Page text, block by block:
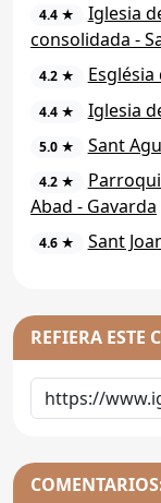
4.4 ★
Iglesia
consolidada -
4.2 ★
4.4 ★ Iglesia
5.0 ★ Sant
4.2 ★
Abad - Gavarda
4.6 ★ Sant
REFIERA ESTE